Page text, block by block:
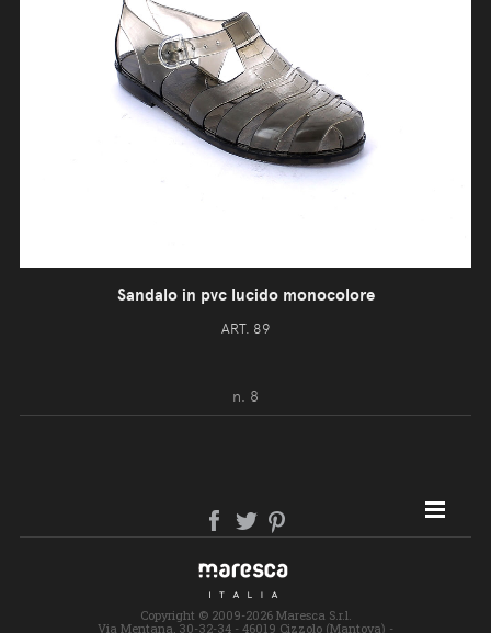
Sandalo in pvc lucido monocolore
ART. 89
n. 8
SITE MAP
Copyright © 2009-2026 Maresca S.r.l.
Via Mentana, 30-32-34 - 46019 Cizzolo (Mantova) -